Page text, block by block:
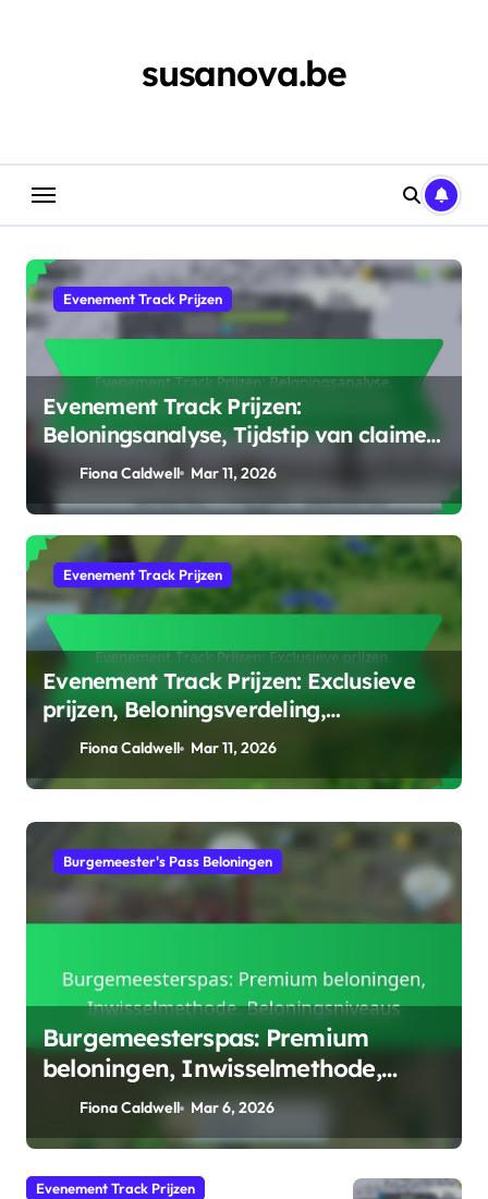
susanova.be
Evenement Track Prijzen
Evenement Track Prijzen:
Beloningsanalyse, Tijdstip van claimen,
Strategische beloningen
Fiona Caldwell Mar 11, 2026
Evenement Track Prijzen
Evenement Track Prijzen: Exclusieve
prijzen, Beloningsverdeling,
Inwisselmethode
Fiona Caldwell Mar 11, 2026
Evenement Track Prijzen
Evenement Track Prijzen:
Beloningsanalyse, Tijdstip van
claimen, Strategische beloningen
Fiona Caldwell Mar 11, 2026
Evenement Track Prijzen